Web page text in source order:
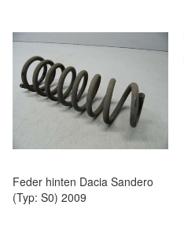
Feder hinten Dacia Sandero
(Typ: S0) 2009